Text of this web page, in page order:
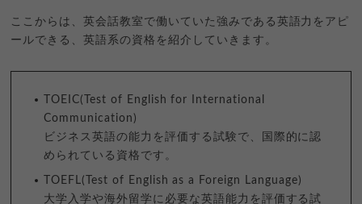
ここからは、英会話教室で働いていた強みである英語力をアピ
ールできる、英語系の資格を紹介していきます。
TOEIC(Test of English for International
Communication)
ビジネス英語の能力を評価する試験で、国際的に認
められている資格です。
TOEFL(Test of English as a Foreign Language)
大学入学や海外留学に必要な英語能力を評価する試